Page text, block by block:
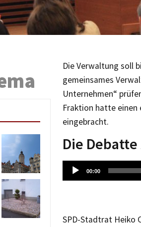
Die Verwaltung soll
gemeinsames
Unternehmen“
Fraktion hatte einen
eingebracht.
Die
Audio-
Player
00:00
SPD-Stadtrat Heiko